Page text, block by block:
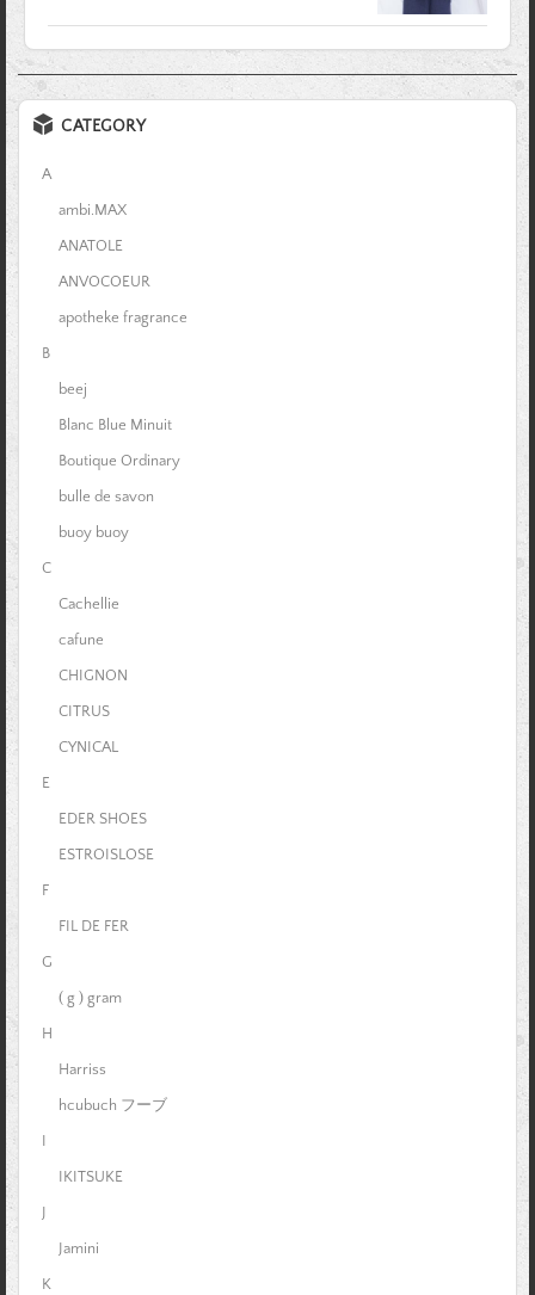
CATEGORY
A
ambi.MAX
ANATOLE
ANVOCOEUR
apotheke fragrance
B
beej
Blanc Blue Minuit
Boutique Ordinary
bulle de savon
buoy buoy
C
Cachellie
cafune
CHIGNON
CITRUS
CYNICAL
E
EDER SHOES
ESTROISLOSE
F
FIL DE FER
G
( g ) gram
H
Harriss
hcubuch フーブ
IKITSUKE
Jamini
K